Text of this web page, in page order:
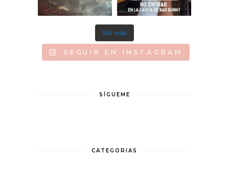
Ver más
SEGUIR EN INSTAGRAM
SÍGUEME
CATEGORIAS